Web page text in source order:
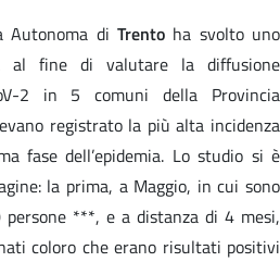
Autonoma di Trento ha svolto uno
al fine di valutare la diffusione
2 in 5 comuni della Provincia
registrato la più alta incidenza
fase dell’epidemia. Lo studio si è
la prima, a Maggio, in cui sono
***, e a distanza di 4 mesi,
coloro che erano risultati positivi